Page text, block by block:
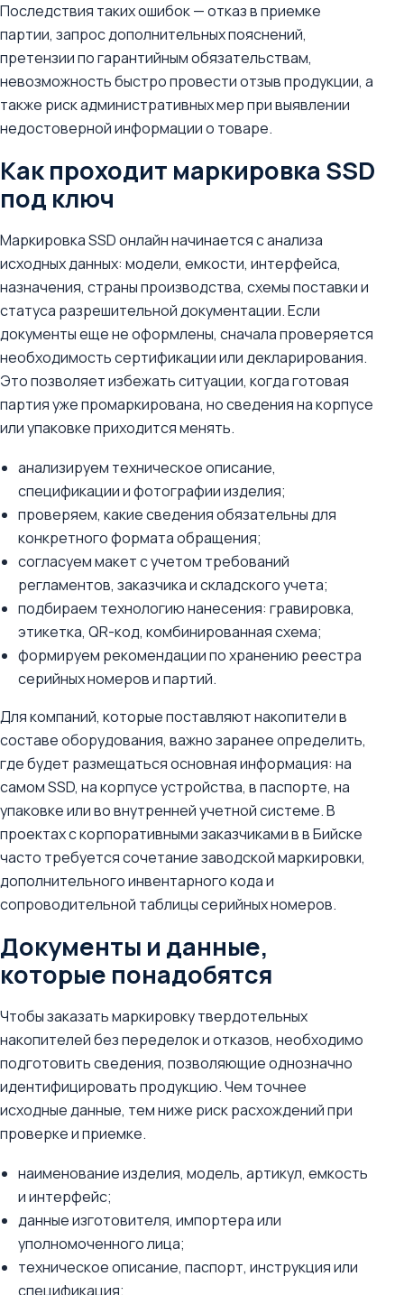
Последствия таких ошибок — отказ в приемке
партии, запрос дополнительных пояснений,
претензии по гарантийным обязательствам,
невозможность быстро провести отзыв продукции, а
также риск административных мер при выявлении
недостоверной информации о товаре.
Как проходит маркировка SSD
под ключ
Маркировка SSD онлайн начинается с анализа
исходных данных: модели, емкости, интерфейса,
назначения, страны производства, схемы поставки и
статуса разрешительной документации. Если
документы еще не оформлены, сначала проверяется
необходимость сертификации или декларирования.
Это позволяет избежать ситуации, когда готовая
партия уже промаркирована, но сведения на корпусе
или упаковке приходится менять.
анализируем техническое описание,
спецификации и фотографии изделия;
проверяем, какие сведения обязательны для
конкретного формата обращения;
согласуем макет с учетом требований
регламентов, заказчика и складского учета;
подбираем технологию нанесения: гравировка,
этикетка, QR-код, комбинированная схема;
формируем рекомендации по хранению реестра
серийных номеров и партий.
Для компаний, которые поставляют накопители в
составе оборудования, важно заранее определить,
где будет размещаться основная информация: на
самом SSD, на корпусе устройства, в паспорте, на
упаковке или во внутренней учетной системе. В
проектах с корпоративными заказчиками в в Бийске
часто требуется сочетание заводской маркировки,
дополнительного инвентарного кода и
сопроводительной таблицы серийных номеров.
Документы и данные,
которые понадобятся
Чтобы заказать маркировку твердотельных
накопителей без переделок и отказов, необходимо
подготовить сведения, позволяющие однозначно
идентифицировать продукцию. Чем точнее
исходные данные, тем ниже риск расхождений при
проверке и приемке.
наименование изделия, модель, артикул, емкость
и интерфейс;
данные изготовителя, импортера или
уполномоченного лица;
техническое описание, паспорт, инструкция или
спецификация;